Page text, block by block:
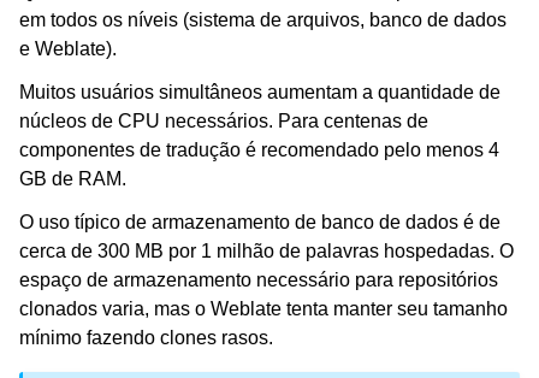
navigation of Formatos de arquivos suportados
em todos os níveis (sistema de arquivos, banco de dados
e Weblate).
Muitos usuários simultâneos aumentam a quantidade de
núcleos de CPU necessários. Para centenas de
componentes de tradução é recomendado pelo menos 4
GB de RAM.
O uso típico de armazenamento de banco de dados é de
cerca de 300 MB por 1 milhão de palavras hospedadas. O
espaço de armazenamento necessário para repositórios
clonados varia, mas o Weblate tenta manter seu tamanho
mínimo fazendo clones rasos.